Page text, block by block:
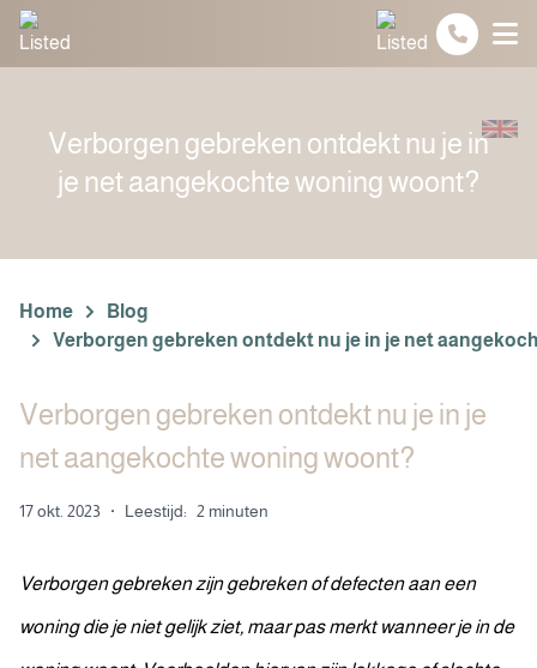
Spring naar inhoud
Verborgen gebreken ontdekt nu je in
je net aangekochte woning woont?
Home
Blog
Verborgen gebreken ontdekt nu je in je net
Verborgen gebreken ontdekt nu je in je
net aangekochte woning woont?
17 okt. 2023 · Leestijd: 2 minuten
Verborgen gebreken zijn gebreken of defecten aan een
woning die je niet gelijk ziet, maar pas merkt wanneer je in de